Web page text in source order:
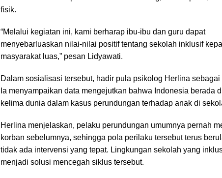
fisik.
“Melalui kegiatan ini, kami berharap ibu-ibu dan guru dapat
menyebarluaskan nilai-nilai positif tentang sekolah inklusif
masyarakat luas,” pesan Lidyawati.
Dalam sosialisasi tersebut, hadir pula psikolog Herlina sebagai
Ia menyampaikan data mengejutkan bahwa Indonesia berada
kelima dunia dalam kasus perundungan terhadap anak di
Herlina menjelaskan, pelaku perundungan umumnya pernah
korban sebelumnya, sehingga pola perilaku tersebut terus
tidak ada intervensi yang tepat. Lingkungan sekolah yang
menjadi solusi mencegah siklus tersebut.